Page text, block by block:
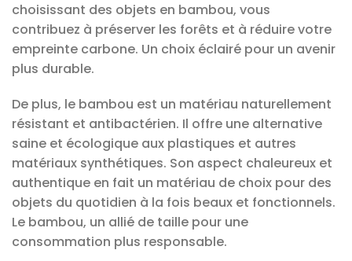
choisissant des objets en bambou, vous
contribuez à préserver les forêts et à réduire votre
empreinte carbone. Un choix éclairé pour un avenir
plus durable.
De plus, le bambou est un matériau naturellement
résistant et antibactérien. Il offre une alternative
saine et écologique aux plastiques et autres
matériaux synthétiques. Son aspect chaleureux et
authentique en fait un matériau de choix pour des
objets du quotidien à la fois beaux et fonctionnels.
Le bambou, un allié de taille pour une
consommation plus responsable.